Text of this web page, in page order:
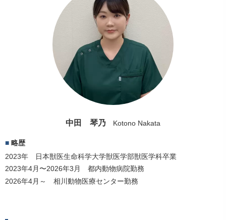
中田 琴乃 Kotono Nakata
略歴
2023年 日本獣医生命科学大学獣医学部獣医学科卒業
2023年4月〜2026年3月 都内動物病院勤務
2026年4月～ 相川動物医療センター勤務